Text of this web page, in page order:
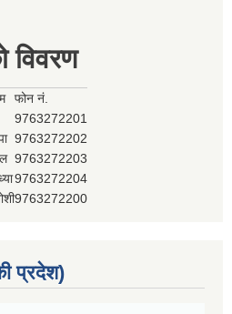
विवरण
फोन नं.
9763272201
9763272202
9763272203
9763272204
9763272200
प्रदेश)